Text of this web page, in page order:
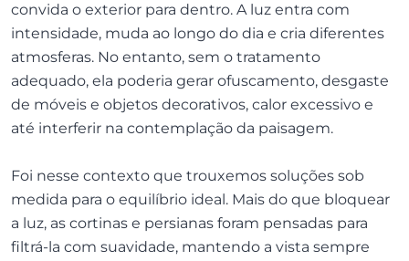
convida o exterior para dentro. A luz entra com
intensidade, muda ao longo do dia e cria diferentes
atmosferas. No entanto, sem o tratamento
adequado, ela poderia gerar ofuscamento, desgaste
de móveis e objetos decorativos, calor excessivo e
até interferir na contemplação da paisagem.
Foi nesse contexto que trouxemos soluções sob
medida para o equilíbrio ideal. Mais do que bloquear
a luz, as cortinas e persianas foram pensadas para
filtrá-la com suavidade, mantendo a vista sempre